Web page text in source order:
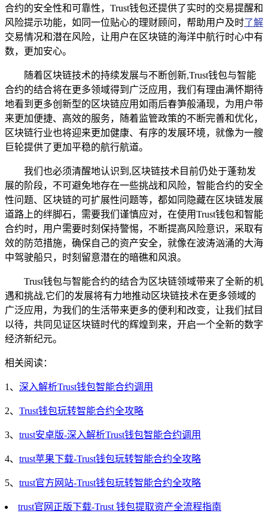
合约的安全性和可靠性，Trust钱包还提供了实时的交易提醒和
风险提示功能，如同一位贴心的理财顾问，帮助用户及时了解
交易情况和潜在风险，让用户在区块链的海洋中航行时心中有
数，更加安心。
随着区块链技术的持续发展与不断创新,Trust钱包与智能
合约的结合将在更多领域得到广泛应用，我们有理由满怀期待
地看到更多创新型的区块链应用如雨后春笋般涌现，为用户带
来更加便捷、高效的服务，随着监管政策的不断完善和优化，
区块链行业也将迎来更加健康、有序的发展环境，就像为一艘
巨轮提供了更加平稳的航行航道。
我们也必须清醒地认识到,区块链技术目前仍处于蓬勃发
展的阶段，不可避免地存在一些挑战和风险，智能合约的安全
性问题、区块链的可扩展性问题等，都如同隐藏在区块链发展
道路上的绊脚石，需要我们谨慎应对，在使用Trust钱包和智能
合约时，用户需要时刻保持警惕，不断提高风险意识，采取有
效的防范措施，确保自己的资产安全，就像在波涛汹涌的大海
中驾驶船只，时刻留意潜在的暗礁和风浪。
Trust钱包与智能合约的结合为区块链领域带来了全新的机
遇和挑战,它们的发展将有力地推动区块链技术在更多领域的
广泛应用，为我们的生活带来更多的便利和改变，让我们拭目
以待，共同见证区块链时代的辉煌到来，开启一个全新的数字
经济新纪元。
相关阅读：
1、 深入解析Trust钱包智能合约调用
2、 Trust钱包玩转智能合约全攻略
3、 trust安卓版-深入解析Trust钱包智能合约调用
4、 trust苹果下载-Trust钱包玩转智能合约全攻略
5、 trust官方网站-Trust钱包玩转智能合约全攻略
trust官网正版下载-Trust 钱包提取资产全流程指南